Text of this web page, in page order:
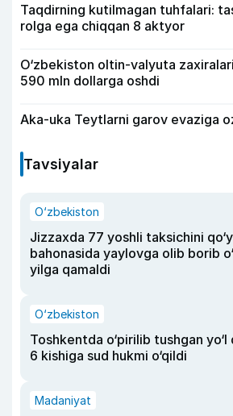
Taqdirning kutilmagan tuhfalari:
rolga ega chiqqan 8 aktyor
O‘zbekiston oltin-valyuta
590 mln dollarga oshdi
Aka-uka Teytlarni garov evaziga
Tavsiyalar
O‘zbekiston
Jizzaxda 77 yoshli taksichini
bahonasida yaylovga olib borib
yilga qamaldi
O‘zbekiston
Toshkentda o‘pirilib tushgan yo‘l
6 kishiga sud hukmi o‘qildi
Madaniyat